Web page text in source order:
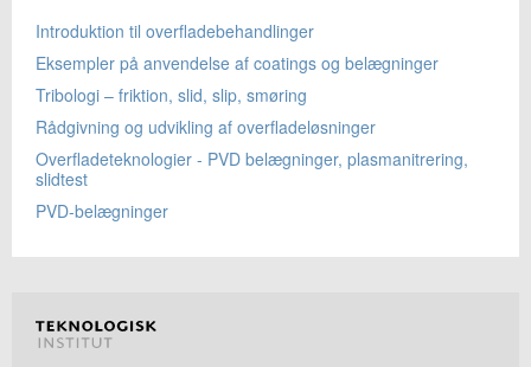
Introduktion til overfladebehandlinger
Eksempler på anvendelse af coatings og belægninger
Tribologi – friktion, slid, slip, smøring
Rådgivning og udvikling af overfladeløsninger
Overfladeteknologier - PVD belægninger, plasmanitrering,
slidtest
PVD-belægninger